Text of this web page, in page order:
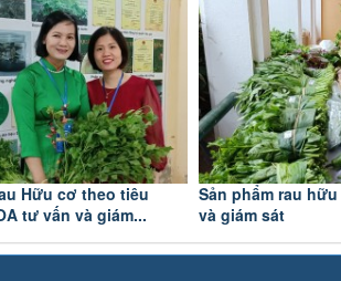
Hữu cơ theo tiêu
tư vấn và giám...
Sản phẩm rau
và giám sát